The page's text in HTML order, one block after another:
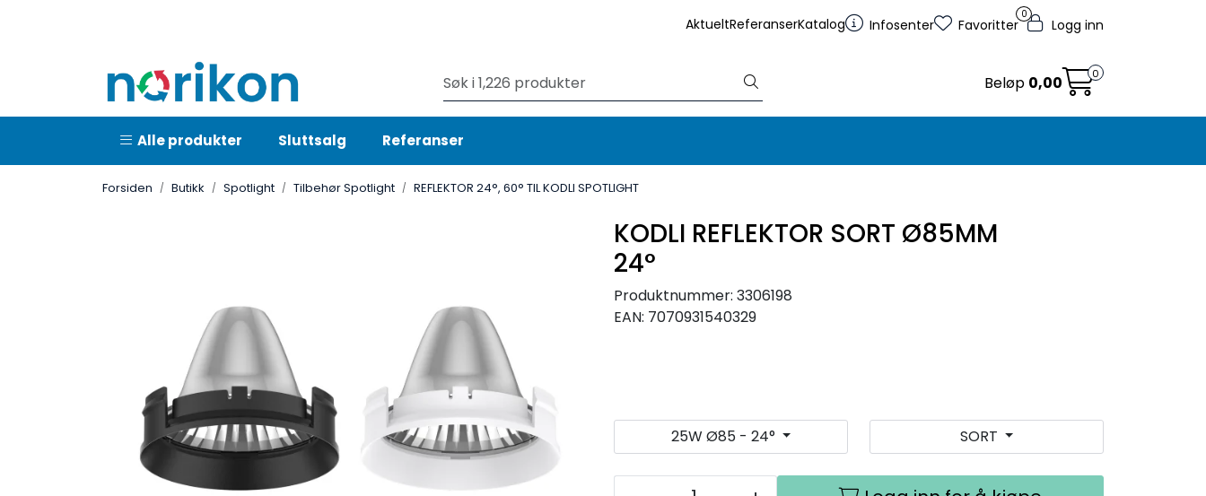
AktueltReferanserKatalog Infosenter
0
Favoritter Logg inn
Beløp 0,00 0
Alle produkter Sluttsalg Referanser
Forsiden Butikk Spotlight Tilbehør Spotlight REFLEKTOR 24°, 60° TIL KODLI SPOTLIGHT
KODLI REFLEKTOR SORT Ø85MM
24°
Produktnummer: 3306198
EAN: 7070931540329
25W Ø85 - 24° SORT